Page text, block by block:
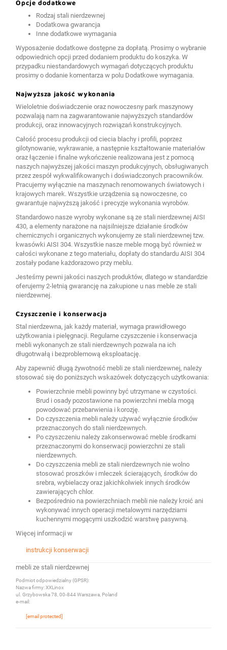
Opcje dodatkowe
Rodzaj stali nierdzewnej
Dodatkowa gwarancja
Inne dodatkowe wymagania
Wyposażenie dodatkowe dostępne za dopłatą. Prosimy o wybranie
odpowiednich opcji przed dodaniem produktu do koszyka. W
przypadku niestandardowych wymagań dotyczących produktu
prosimy o dodanie komentarza w polu Dodatkowe wymagania.
Najwyższa jakość wykonania
Wieloletnie doświadczenie oraz nowoczesny park maszynowy
pozwalają nam na zagwarantowanie najwyższych standardów
produkcji, oraz innowacyjnych rozwiązań konstrukcyjnych.
Całość procesu produkcji od ciecia blachy i profili, poprzez
gilotynowanie, wykrawanie, a następnie kształtowanie materiałów
oraz łączenie i finalne wykończenie realizowana jest z pomocą
naszych najwyższej jakości maszyn produkcyjnych, obsługiwanych
przez zespół wykwalifikowanych i doświadczonych pracowników.
Pracujemy wyłącznie na maszynach renomowanych światowych i
krajowych marek. Wszystkie urządzenia są nowoczesne, co
gwarantuje najwyższą jakość i precyzje wykonania wyrobów.
Standardowo nasze wyroby wykonane są ze stali nierdzewnej AISI
430, a elementy narażone na najsilniejsze działanie środków
chemicznych i organicznych wykonujemy ze stali nierdzewnej tzw.
kwasówki AISI 304. Wszystkie nasze meble mogą być również w
całości wykonane z tego materiału, dopłaty do standardu AISI 304
zostały podane każdorazowo przy meblu.
Jesteśmy pewni jakości naszych produktów, dlatego w standardzie
oferujemy 2-letnią gwarancję na zakupione u nas meble ze stali
nierdzewnej.
Czyszczenie i konserwacja
Stal nierdzewna, jak każdy materiał, wymaga prawidłowego
użytkowania i pielęgnacji. Regularne czyszczenie i konserwacja
mebli wykonanych ze stali nierdzewnych pozwala na ich
długotrwałą i bezproblemową eksploatację.
Aby zapewnić długą żywotność mebli ze stali nierdzewnej, należy
stosować się do poniższych wskazówek dotyczących użytkowania:
Powierzchnie mebli powinny być utrzymane w czystości.
Brud i osady pozostawione na powierzchni mebla mogą
powodować przebarwienia i korozję.
Do czyszczenia mebli należy używać wyłącznie środków
przeznaczonych do stali nierdzewnych.
Po czyszczeniu należy zakonserwować meble środkami
przeznaczonymi do konserwacji powierzchni ze stali
nierdzewnych.
Do czyszczenia mebli ze stali nierdzewnych nie wolno
stosować proszków i mleczek ścierających, środków do
srebra, wybielaczy oraz jakichkolwiek innych środków
zawierających chlor.
Bezpośrednio na powierzchniach mebli nie należy kroić ani
wykonywać innych operacji metalowymi narzędziami
kuchennymi mogącymi uszkodzić warstwę pasywną.
Więcej informacji w
instrukcji konserwacji
mebli ze stali nierdzewnej
Podmiot odpowiedzialny (GPSR):
Nazwa firmy: XXLinox
ul. Grzybowska 78, 00-844 Warszawa, Poland
e-mail:
[email protected]